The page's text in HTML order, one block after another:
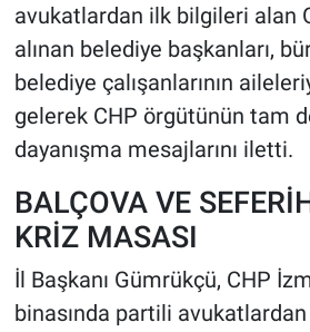
avukatlardan ilk bilgileri alan
alınan belediye başkanları,
belediye çalışanlarının
gelerek CHP örgütünün tam
dayanışma mesajlarını iletti.
BALÇOVA VE
KRİZ MASASI
İl Başkanı Gümrükçü, CHP
binasında partili